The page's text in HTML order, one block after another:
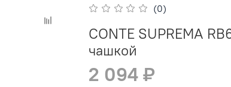
(0)
CONTE SUPREMA
чашкой
2 094 ₽